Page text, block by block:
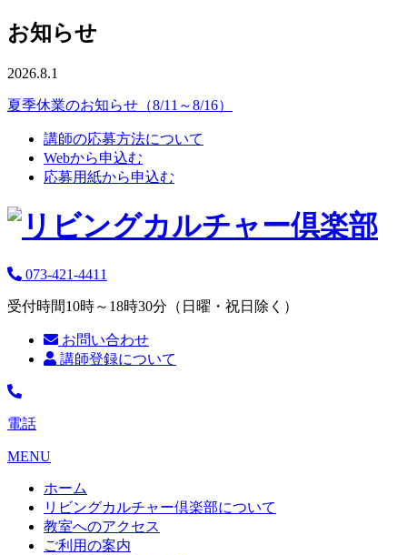
お知らせ
2026.8.1
夏季休業のお知らせ（8/11～8/16）
講師の応募方法について
Webから申込む
応募用紙から申込む
073-421-4411
受付時間10時～18時30分（日曜・祝日除く）
お問い合わせ
講師登録について
電話
MENU
ホーム
リビングカルチャー倶楽部について
教室へのアクセス
ご利用の案内